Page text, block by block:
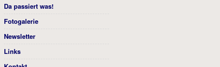
Da passiert was!
Fotogalerie
Newsletter
Links